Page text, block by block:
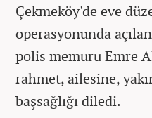
Çekmeköy'de eve
operasyonunda
polis memuru Emre
rahmet, ailesine,
başsağlığı diledi.